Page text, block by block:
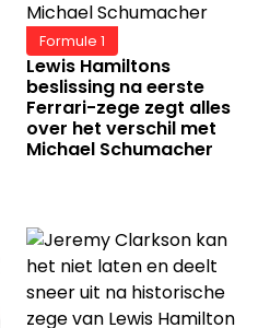
Formule 1
Lewis Hamiltons
beslissing na eerste
Ferrari-zege zegt alles
over het verschil met
Michael Schumacher